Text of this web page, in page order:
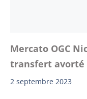
Mercato OGC
transfert avorté
2 septembre 2023